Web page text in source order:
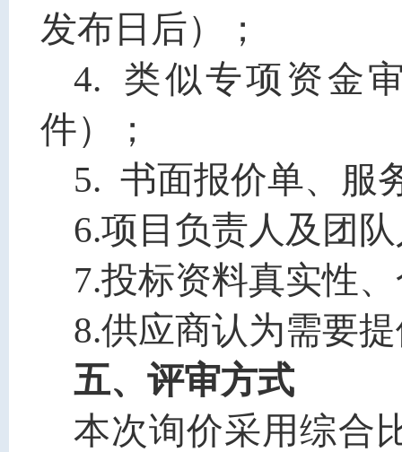
发布日后）；
4. 类似专项资金
件）
；
5. 书面报价单、服
6.项目负责人及团
7.投标资料真实性
8.供应商认为需要
五、评审方式
本次询价采用综合